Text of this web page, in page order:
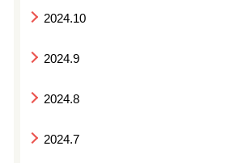
2024.10
2024.9
2024.8
2024.7